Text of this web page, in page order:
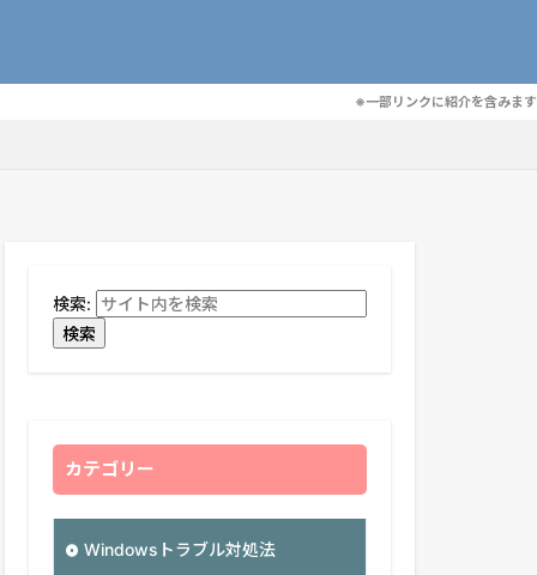
※一部リンクに紹介を含みます
検索:
検索
カテゴリー
Windowsトラブル対処法